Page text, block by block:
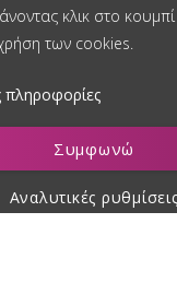
κλικ στο
των cookies.
πληροφορίες
Συμφωνώ
Αναλυτικές ρυθμίσεις